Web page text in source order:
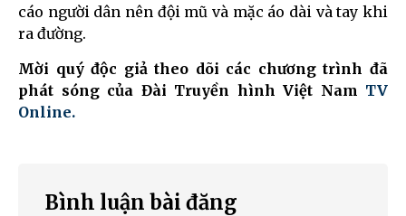
cáo người dân nên đội mũ và mặc áo dài và tay khi
ra đường.
Mời quý độc giả theo dõi các chương trình đã
phát sóng của Đài Truyền hình Việt Nam TV
Online.
Bình luận bài đăng